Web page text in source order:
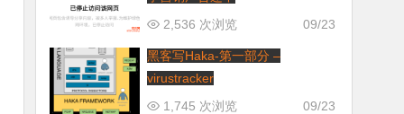
09/23
2,536 次浏览
黑客写Haka-第一部分 –
virustracker
09/23
1,745 次浏览